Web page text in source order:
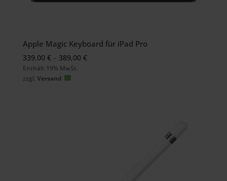
Apple Magic Keyboard für iPad Pro
339,00 € – 389,00 €Preisspanne:
Enthält 19% MwSt.
zzgl. Versand